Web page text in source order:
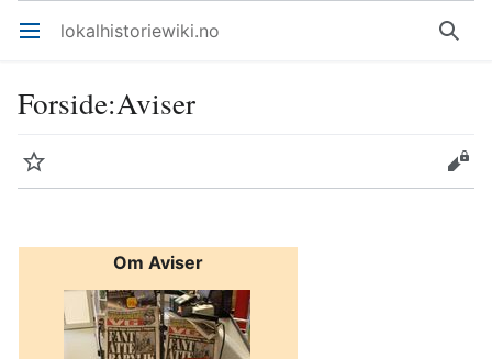
Åpne hovedmenyen lokalhistoriewiki.no Søk
Forside:Aviser
Overvåk Rediger
Om Aviser